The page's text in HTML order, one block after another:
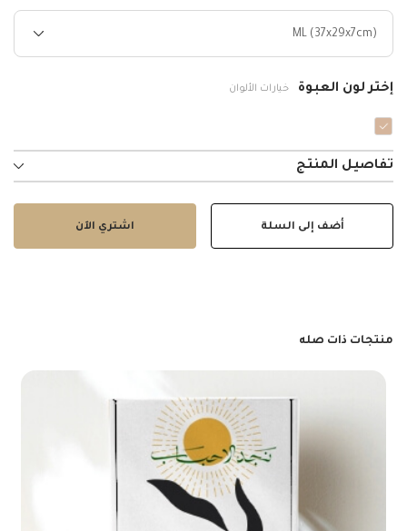
ML (37x29x7cm)
إختر لون العبوة خيارات الألوان
تفاصيل المنتج
أضف إلى السلة اشتري الآن
منتجات ذات صله